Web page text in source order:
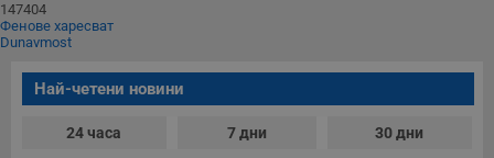
147404
Фенове харесват
Dunavmost
Най-четени новини
24 часа 7 дни 30 дни